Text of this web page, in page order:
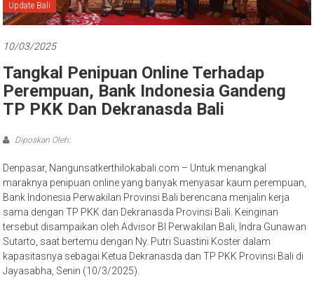
Bali
Update Bali
10/03/2025
Tangkal Penipuan Online Terhadap
Perempuan, Bank Indonesia Gandeng
TP PKK Dan Dekranasda Bali
Diposkan Oleh:
Denpasar, Nangunsatkerthilokabali.com – Untuk menangkal
maraknya penipuan online yang banyak menyasar kaum perempuan,
Bank Indonesia Perwakilan Provinsi Bali berencana menjalin kerja
sama dengan TP PKK dan Dekranasda Provinsi Bali. Keinginan
tersebut disampaikan oleh Advisor BI Perwakilan Bali, Indra Gunawan
Sutarto, saat bertemu dengan Ny. Putri Suastini Koster dalam
kapasitasnya sebagai Ketua Dekranasda dan TP PKK Provinsi Bali di
Jayasabha, Senin (10/3/2025).